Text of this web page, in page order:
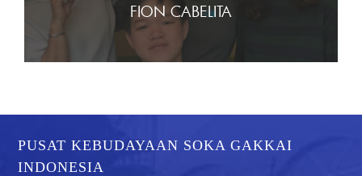
FION CABELITA
PUSAT KEBUDAYAAN SOKA GAKKAI
INDONESIA